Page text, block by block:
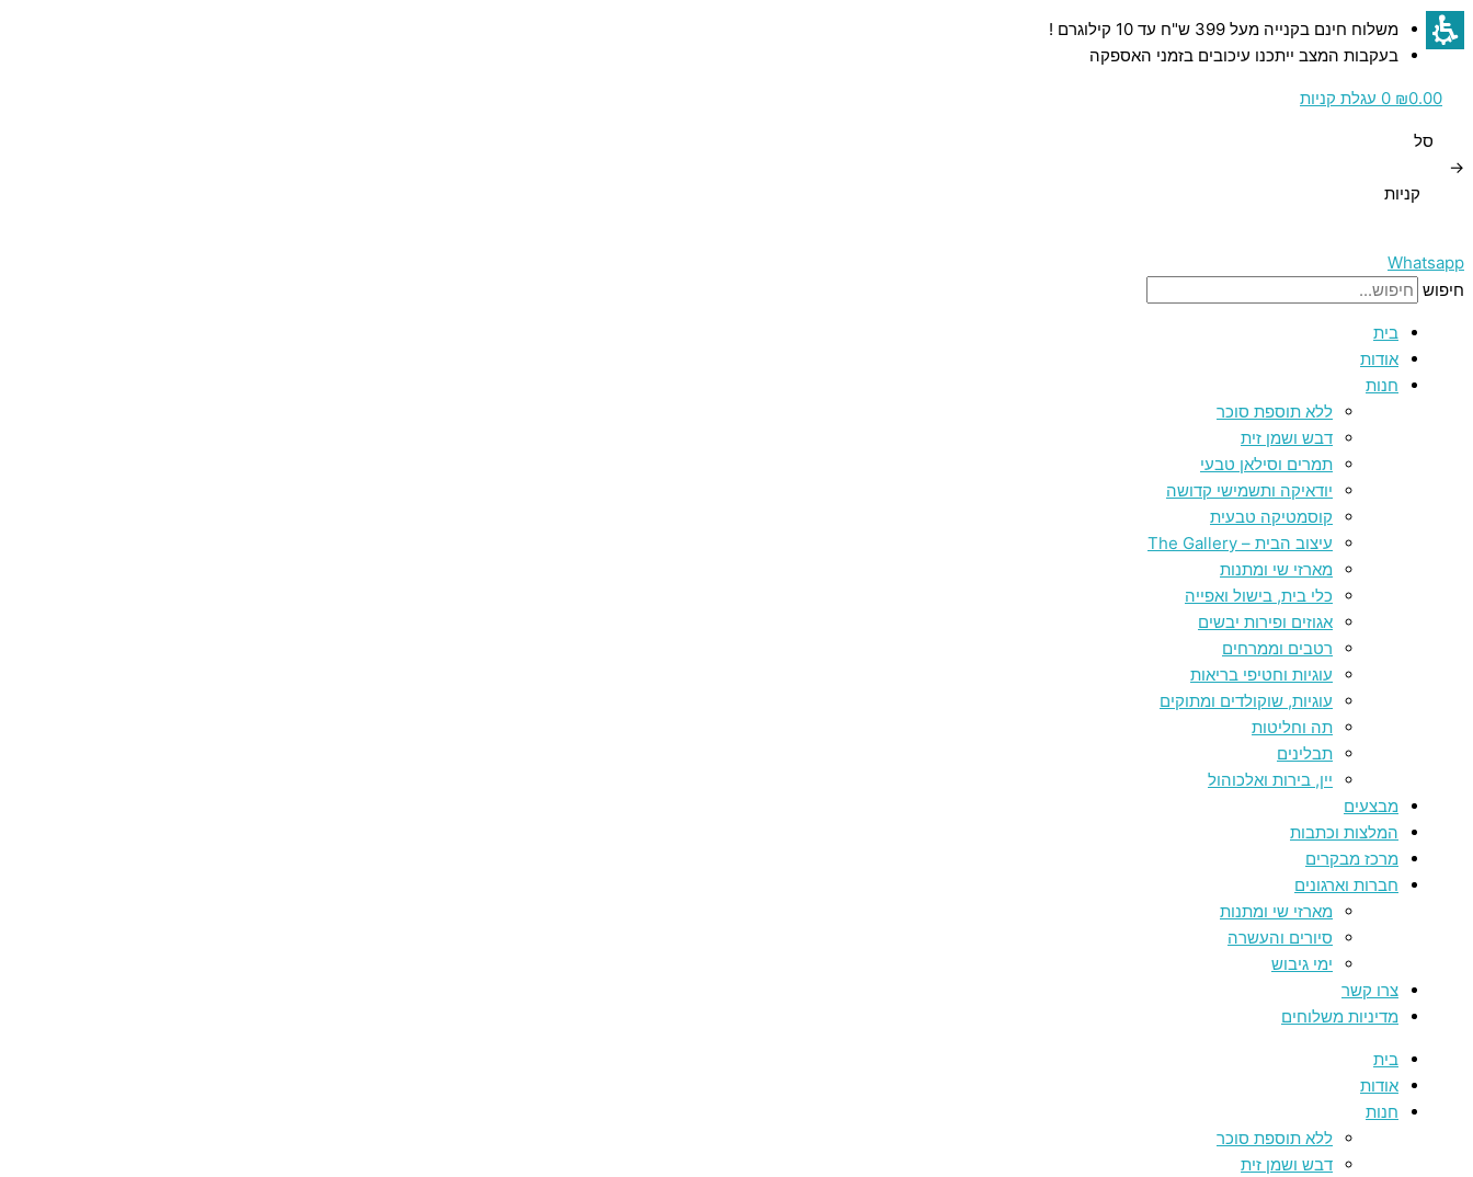
דילוג
לתוכן
משלוח חינם בקנייה מעל 399 ש"ח עד 10 קילוגרם !
בעקבות המצב ייתכנו עיכובים בזמני האספקה
₪0.00
0 עגלת קניות
סל
→
קניות
Whatsapp
חיפוש
בית
אודות
חנות
ללא תוספת סוכר
דבש ושמן זית
תמרים וסילאן טבעי
יודאיקה ותשמישי קדושה
קוסמטיקה טבעית
עיצוב הבית – The Gallery
מארזי שי ומתנות
כלי בית, בישול ואפייה
אגוזים ופירות יבשים
רטבים וממרחים
עוגיות וחטיפי בריאות
עוגיות, שוקולדים ומתוקים
תה וחליטות
תבלינים
יין, בירות ואלכוהול
מבצעים
המלצות וכתבות
מרכז מבקרים
חברות וארגונים
מארזי שי ומתנות
סיורים והעשרה
ימי גיבוש
צרו קשר
מדיניות משלוחים
בית
אודות
חנות
ללא תוספת סוכר
דבש ושמן זית
של
תפוח
דקורטיבי
מוזהב
של
רימון
דקורטיבי
ירושלים
של
רימון
דקורטיבי
ירושלים